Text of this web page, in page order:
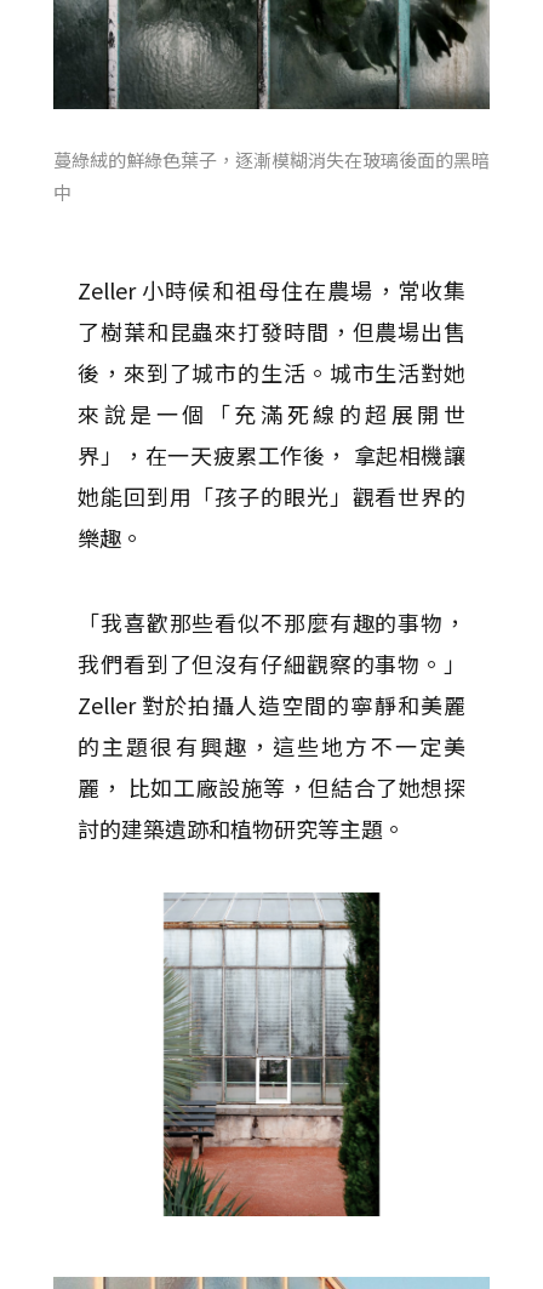
蔓綠絨的鮮綠色葉子，逐漸模糊消失在玻璃後面的黑暗
中
Zeller 小時候和祖母住在農場，常收集
了樹葉和昆蟲來打發時間，但農場出售
後，來到了城市的生活。城市生活對她
來說是一個「充滿死線的超展開世
界」，在一天疲累工作後， 拿起相機讓
她能回到用「孩子的眼光」觀看世界的
樂趣。
「我喜歡那些看似不那麼有趣的事物，
我們看到了但沒有仔細觀察的事物。」
Zeller 對於拍攝人造空間的寧靜和美麗
的主題很有興趣，這些地方不一定美
麗， 比如工廠設施等，但結合了她想探
討的建築遺跡和植物研究等主題。